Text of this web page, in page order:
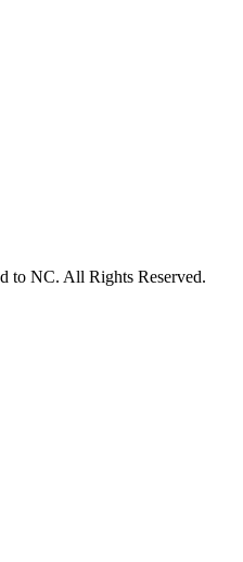
to NC. All Rights Reserved.